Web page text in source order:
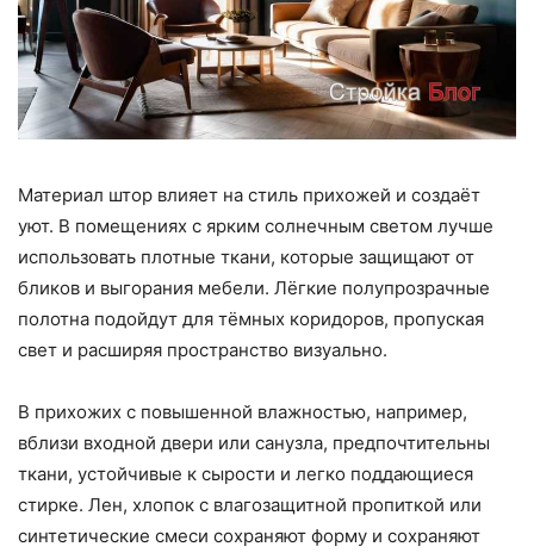
Материал штор влияет на стиль прихожей и создаёт
уют. В помещениях с ярким солнечным светом лучше
использовать плотные ткани, которые защищают от
бликов и выгорания мебели. Лёгкие полупрозрачные
полотна подойдут для тёмных коридоров, пропуская
свет и расширяя пространство визуально.
В прихожих с повышенной влажностью, например,
вблизи входной двери или санузла, предпочтительны
ткани, устойчивые к сырости и легко поддающиеся
стирке. Лен, хлопок с влагозащитной пропиткой или
синтетические смеси сохраняют форму и сохраняют